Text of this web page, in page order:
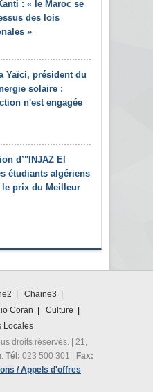
: « le Maroc se
des lois
»
Yaïci, président du
solaire :
n'est engagée
d’"INJAZ El
étudiants algériens
le prix du Meilleur
Chaine3
Coran
Culture
Locales
droits réservés. | 21,
Tél: 023 500 301 | Fax:
/ Appels d'offres